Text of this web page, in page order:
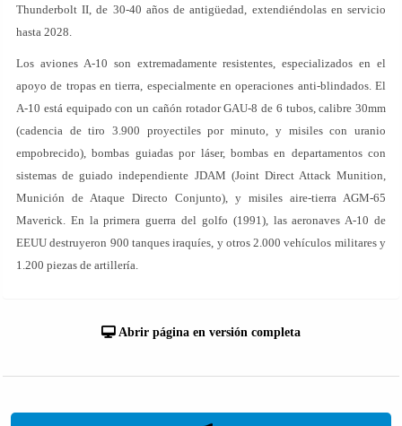
Thunderbolt II, de 30-40 años de antigüedad, extendiéndolas en servicio
hasta 2028.
Los aviones A-10 son extremadamente resistentes, especializados en el
apoyo de tropas en tierra, especialmente en operaciones anti-blindados. El
A-10 está equipado con un cañón rotador GAU-8 de 6 tubos, calibre 30mm
(cadencia de tiro 3.900 proyectiles por minuto, y misiles con uranio
empobrecido), bombas guiadas por láser, bombas en departamentos con
sistemas de guiado independiente JDAM (Joint Direct Attack Munition,
Munición de Ataque Directo Conjunto), y misiles aire-tierra AGM-65
Maverick. En la primera guerra del golfo (1991), las aeronaves A-10 de
EEUU destruyeron 900 tanques iraquíes, y otros 2.000 vehículos militares y
1.200 piezas de artillería.
Abrir página en versión completa